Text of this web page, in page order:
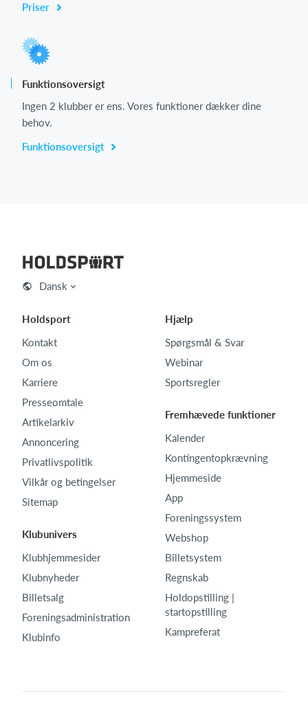
Priser
Funktionsoversigt
Ingen 2 klubber er ens. Vores funktioner dækker dine
behov.
Funktionsoversigt
Dansk
Holdsport
Kontakt
Om os
Karriere
Presseomtale
Artikelarkiv
Annoncering
Privatlivspolitik
Vilkår og betingelser
Sitemap
Klubunivers
Klubhjemmesider
Klubnyheder
Billetsalg
Foreningsadministration
Klubinfo
Hjælp
Spørgsmål & Svar
Webinar
Sportsregler
Fremhævede funktioner
Kalender
Kontingentopkrævning
Hjemmeside
App
Foreningssystem
Webshop
Billetsystem
Regnskab
Holdopstilling |
startopstilling
Kampreferat